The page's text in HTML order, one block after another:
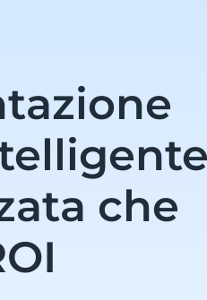
che